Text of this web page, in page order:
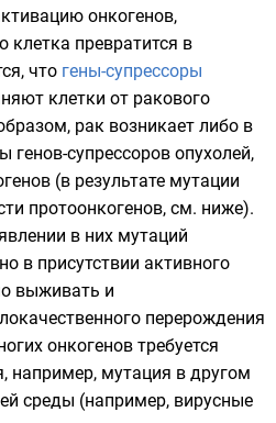
онкогенов,
превратится в
что гены-супрессоры
клетки от ракового
рак возникает либо в
генов-супрессоров опухолей,
(в результате мутации
протоонкогенов, см. ниже).
в них мутаций
в присутствии активного
выживать и
перерождения
онкогенов требуется
например, мутация в другом
среды (например, вирусные